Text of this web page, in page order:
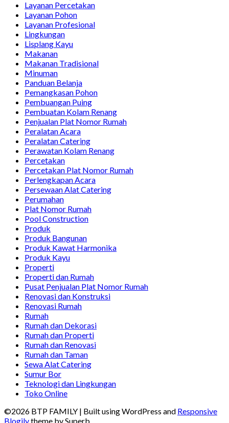
Layanan Percetakan
Layanan Pohon
Layanan Profesional
Lingkungan
Lisplang Kayu
Makanan
Makanan Tradisional
Minuman
Panduan Belanja
Pemangkasan Pohon
Pembuangan Puing
Pembuatan Kolam Renang
Penjualan Plat Nomor Rumah
Peralatan Acara
Peralatan Catering
Perawatan Kolam Renang
Percetakan
Percetakan Plat Nomor Rumah
Perlengkapan Acara
Persewaan Alat Catering
Perumahan
Plat Nomor Rumah
Pool Construction
Produk
Produk Bangunan
Produk Kawat Harmonika
Produk Kayu
Properti
Properti dan Rumah
Pusat Penjualan Plat Nomor Rumah
Renovasi dan Konstruksi
Renovasi Rumah
Rumah
Rumah dan Dekorasi
Rumah dan Properti
Rumah dan Renovasi
Rumah dan Taman
Sewa Alat Catering
Sumur Bor
Teknologi dan Lingkungan
Toko Online
©2026 BTP FAMILY | Built using WordPress and Responsive
Blogilytheme by Superb